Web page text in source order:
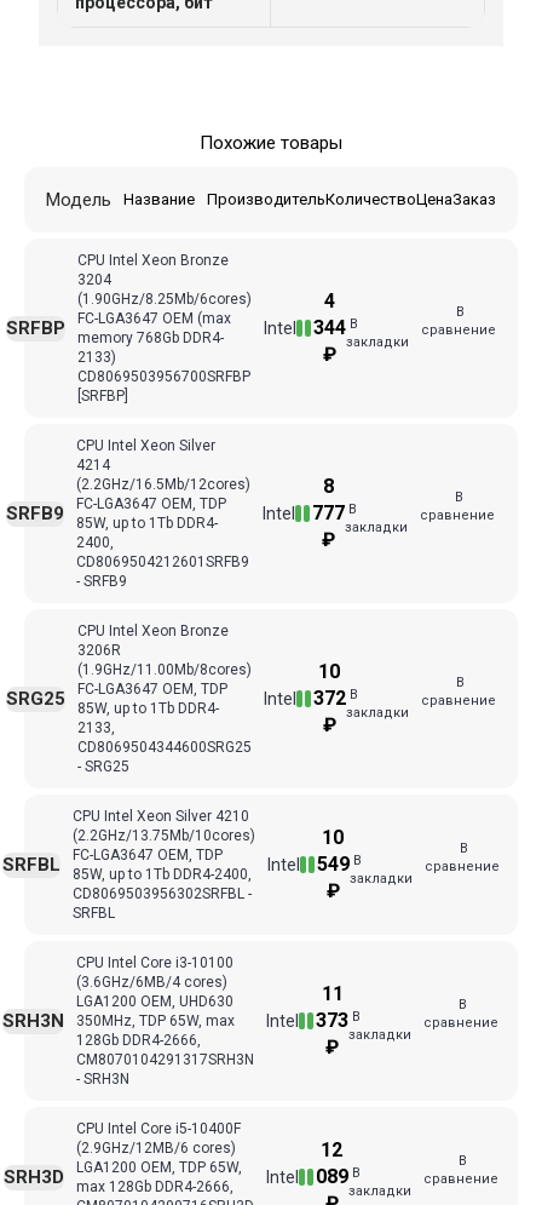
Похожие товары
Название Производитель
Модель КоличествоЦенаЗаказ
CPU Intel Xeon Bronze
3204
(1.90GHz/8.25Mb/6cores)
FC-LGA3647 ОЕМ (max
memory 768Gb DDR4-
2133)
CD8069503956700SRFBP
[SRFBP]
Intel
SRFBP
4
344
₽
В
закладки
В
сравнение
CPU Intel Xeon Silver
4214
(2.2GHz/16.5Mb/12cores)
FC-LGA3647 ОЕМ, TDP
85W, up to 1Tb DDR4-
2400,
CD8069504212601SRFB9
- SRFB9
Intel
SRFB9
8
777
₽
В
закладки
В
сравнение
CPU Intel Xeon Bronze
3206R
(1.9GHz/11.00Mb/8cores)
FC-LGA3647 ОЕМ, TDP
85W, up to 1Tb DDR4-
2133,
CD8069504344600SRG25
- SRG25
Intel
SRG25
10
372
₽
В
закладки
В
сравнение
CPU Intel Xeon Silver 4210
(2.2GHz/13.75Mb/10cores)
FC-LGA3647 ОЕМ, TDP
85W, up to 1Tb DDR4-2400,
CD8069503956302SRFBL -
SRFBL
Intel
SRFBL
10
549
₽
В
закладки
В
сравнение
CPU Intel Core i3-10100
(3.6GHz/6MB/4 cores)
LGA1200 OEM, UHD630
350MHz, TDP 65W, max
128Gb DDR4-2666,
CM8070104291317SRH3N
- SRH3N
Intel
SRH3N
11
373
₽
В
закладки
В
сравнение
CPU Intel Core i5-10400F
(2.9GHz/12MB/6 cores)
LGA1200 OEM, TDP 65W,
max 128Gb DDR4-2666,
Intel
SRH3D
12
089 В
закладки
В
сравнение